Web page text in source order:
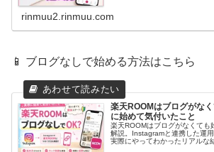
rinmuu2.rinmuu.com
📱 ブログなしで始める方法はこちら
楽天ROOMはブログがな
に始めて気付いたこと
楽天ROOMはブログがなくても
解説。Instagramと連携した運
実際にやってわかったリアルな